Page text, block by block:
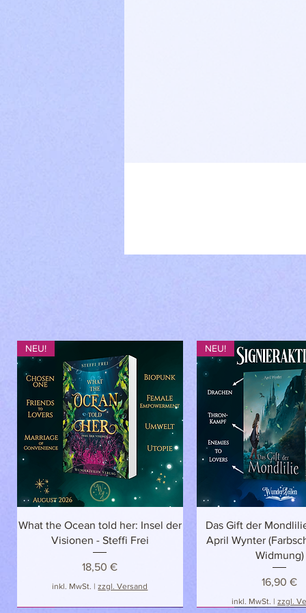
Schnellansicht
NEU!
What the Ocean told her: Insel der
Visionen - Steffi Frei
Preis
18,50 €
inkl. MwSt. |zzgl. Versand
NEU!
Das Gift der
April Wynter
Widmung)
Preis
16,90 €
inkl. MwSt. |zzgl.